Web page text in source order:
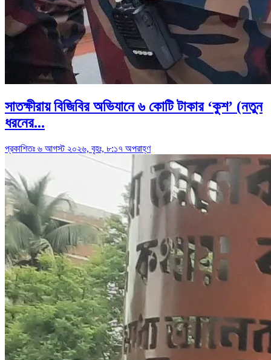
সাতক্ষীরায় বিজিবির অভিযানে ৬ কোটি টাকার ‘কুশ’ (নতুন
ধরনের...
প্রকাশিতঃ ৬ আগস্ট ২০২৬, বৃহঃ, ৮:১৭ অপরাহ্ণ